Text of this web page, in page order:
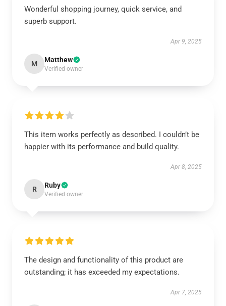
Wonderful shopping journey, quick service, and
superb support.
Apr 9, 2025
M Matthew
Verified owner
This item works perfectly as described. I couldn’t be
happier with its performance and build quality.
Apr 8, 2025
R Ruby
Verified owner
The design and functionality of this product are
outstanding; it has exceeded my expectations.
Apr 7, 2025